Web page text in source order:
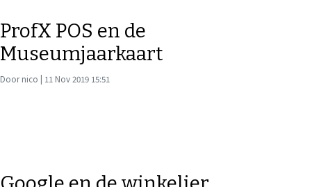
ProfX POS en de
Museumjaarkaart
Door nico | 11 Nov 2019 15:51